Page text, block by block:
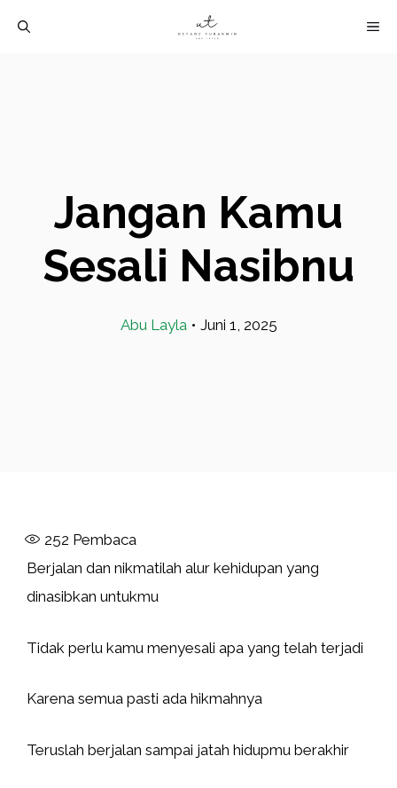
Jangan Kamu
Sesali Nasibnu
Abu Layla • Juni 1, 2025
252 Pembaca
Berjalan dan nikmatilah alur kehidupan yang
dinasibkan untukmu
Tidak perlu kamu menyesali apa yang telah terjadi
Karena semua pasti ada hikmahnya
Teruslah berjalan sampai jatah hidupmu berakhir